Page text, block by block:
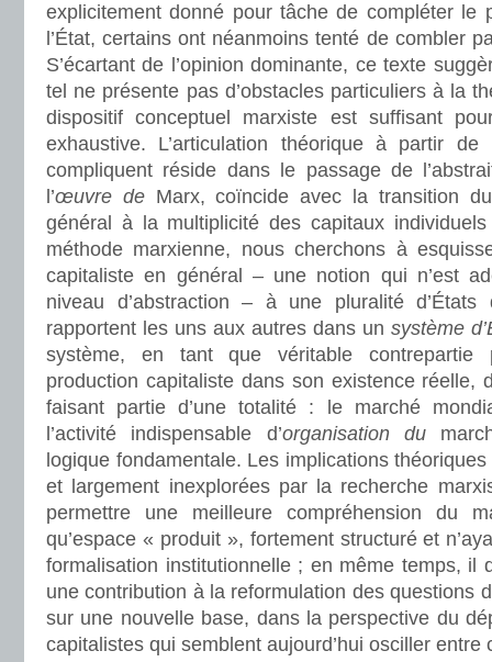
explicitement donné pour tâche de compléter le
l’État, certains ont néanmoins tenté de combler
S’écartant de l’opinion dominante, ce texte
tel ne présente pas d’obstacles particuliers à la
dispositif conceptuel marxiste est suffisant
exhaustive. L’articulation théorique à partir
compliquent réside dans le passage de
l’œuvre deMarx, coïncide avec la transition
général à la multiplicité des capitaux
méthode marxienne, nous cherchons à
capitaliste en général – une notion qui n’est
niveau d’abstraction – à une pluralité
rapportent les uns aux autres dans un système
système, en tant que véritable
production capitaliste dans son existence réelle,
faisant partie d’une totalité : le marché
l’activité indispensable d’organisation du
logique fondamentale. Les implications
et largement inexplorées par la recherche
permettre une meilleure compréhension du
qu’espace « produit », fortement structuré et
formalisation institutionnelle ; en même temps, il
une contribution à la reformulation des questions
sur une nouvelle base, dans la perspective du
capitalistes qui semblent aujourd’hui osciller entre